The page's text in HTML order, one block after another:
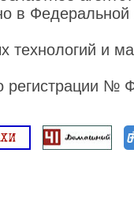
в
технологий и
регистрации №